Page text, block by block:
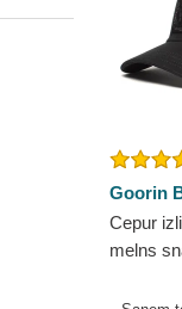
Goorin
Cepur
melns
Panther
Bros.